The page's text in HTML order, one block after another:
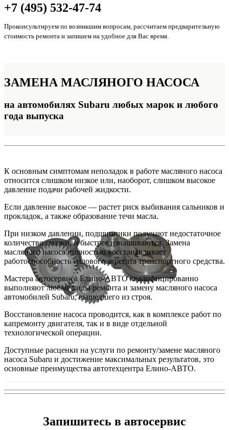
+7 (495) 532-47-74
Проконсультируем по возникшим вопросам, рассчитаем предварительную
стоимость ремонта и запишем на удобное для Вас время.
ЗАМЕНА МАСЛЯНОГО НАСОСА
на автомобилях Subaru любых марок и любого
года выпуска
К основным симптомам неполадок в работе масляного насоса
относится слишком низкое или, наоборот, слишком высокое
давление подачи рабочей жидкости.
Если давление высокое — растет риск выбивания сальников и
прокладок, а также образование течи масла.
При низком давлении, подшипники получают недостаточное
количество смазки, и быстрее изнашиваются. Замена
масляного насоса полностью восстанавливает
работоспособность силового агрегата транспортного средства.
Мастера автосервиса Елино-АВТО квалифицированно
выполняют любые виды ремонта и замену масляного насоса
автомобилей Subaru, вышедшего из строя.
Восстановление насоса проводится, как в комплексе работ по
капремонту двигателя, так и в виде отдельной
технологической операции.
Доступные расценки на услуги по ремонту/замене масляного
насоса Subaru и достижение максимальных результатов, это
основные преимущества автотехцентра Елино-АВТО.
Запишитесь в автосервис